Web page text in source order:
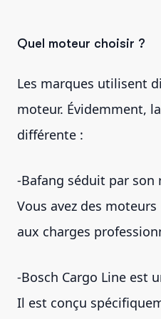
Quel moteur choisir ?
Les marques utilisent
moteur. Évidemment,
différente :
-Bafang séduit par
Vous avez des
aux charges
-Bosch Cargo Line est
Il est conçu